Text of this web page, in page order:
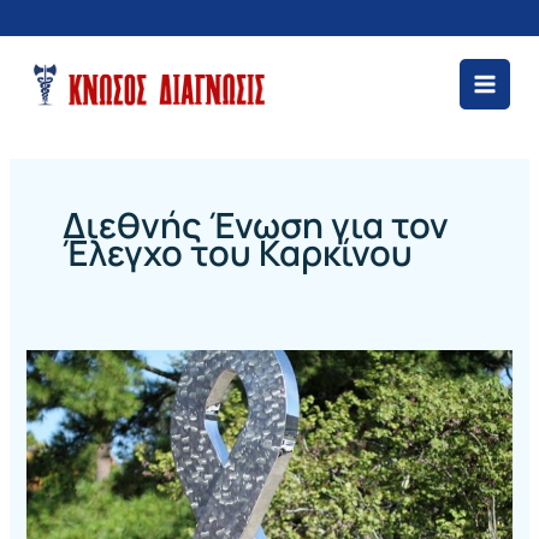
στο
περιεχόμενο
Διεθνής Ένωση για τον
Έλεγχο του Καρκίνου
4
Φεβρουαρίου
–
Διεθνής
Ένωση
για
τον